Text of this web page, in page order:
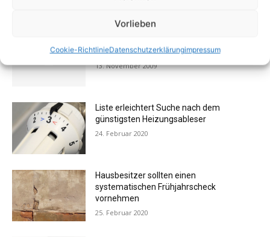
Vorlieben
Cookie-RichtlinieDatenschutzerklärungimpressum
Messehits der imm cologne 2009
13. November 2009
Liste erleichtert Suche nach dem
günstigsten Heizungsableser
24. Februar 2020
Hausbesitzer sollten einen
systematischen Frühjahrscheck
vornehmen
25. Februar 2020